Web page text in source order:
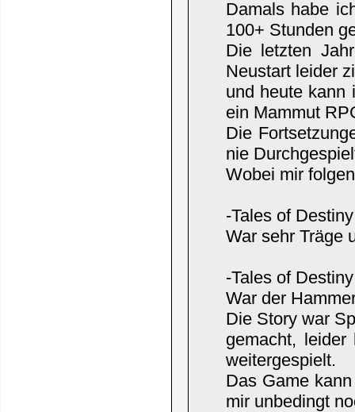
Damals habe
100+ Stunden
Die letzten
Neustart leider
und heute kann
ein Mammut
Die
nie
Wobei mir
-Tales of
War sehr Träge
-Tales of
War der
Die Story war
gemacht,
weitergespielt.
Das Game
mir unbedingt